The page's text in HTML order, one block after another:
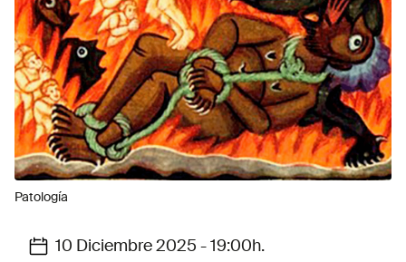
Patología
10 Diciembre 2025 - 19:00h.